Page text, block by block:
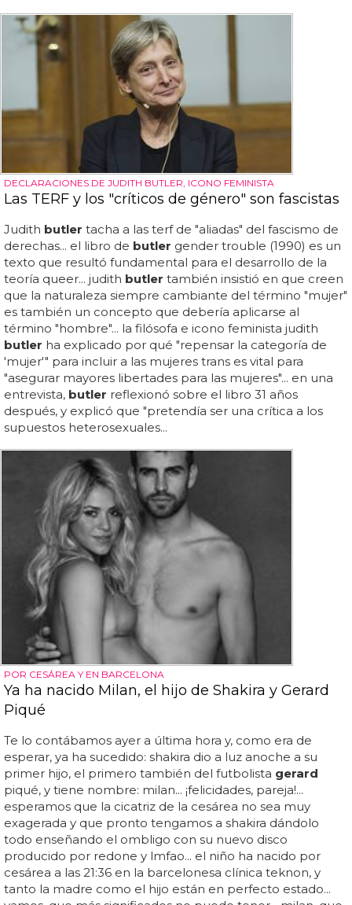
DECLARACIONES DE JUDITH BUTLER, ICONO FEMINISTA
Las TERF y los "críticos de género" son fascistas
Judith butler tacha a las terf de "aliadas" del fascismo de
derechas... el libro de butler gender trouble (1990) es un
texto que resultó fundamental para el desarrollo de la
teoría queer... judith butler también insistió en que creen
que la naturaleza siempre cambiante del término "mujer"
es también un concepto que debería aplicarse al
término "hombre"... la filósofa e icono feminista judith
butler ha explicado por qué "repensar la categoría de
'mujer'" para incluir a las mujeres trans es vital para
"asegurar mayores libertades para las mujeres"... en una
entrevista, butler reflexionó sobre el libro 31 años
después, y explicó que "pretendía ser una crítica a los
supuestos heterosexuales...
POR CESÁREA Y EN BARCELONA
Ya ha nacido Milan, el hijo de Shakira y Gerard
Piqué
Te lo contábamos ayer a última hora y, como era de
esperar, ya ha sucedido: shakira dio a luz anoche a su
primer hijo, el primero también del futbolista gerard
piqué, y tiene nombre: milan... ¡felicidades, pareja!...
esperamos que la cicatriz de la cesárea no sea muy
exagerada y que pronto tengamos a shakira dándolo
todo enseñando el ombligo con su nuevo disco
producido por redone y lmfao... el niño ha nacido por
cesárea a las 21:36 en la barcelonesa clínica teknon, y
tanto la madre como el hijo están en perfecto estado...